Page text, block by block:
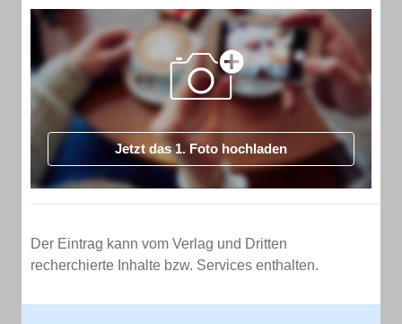
Jetzt das 1. Foto hochladen
Der Eintrag kann vom Verlag und Dritten
recherchierte Inhalte bzw. Services enthalten.